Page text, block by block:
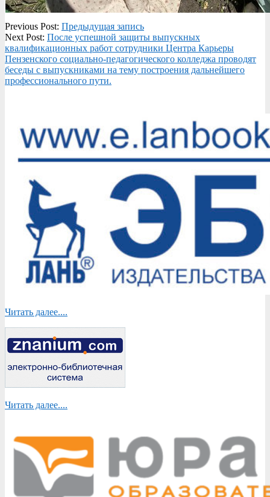
2025-
06-
19
Previous Post: Предыдущая запись
Next Post: После успешной защиты выпускных
квалификационных работ сотрудники Центра Карьеры
Пензенского социально-педагогического колледжа проводят
беседы с выпускниками на тему построения дальнейшего
профессионального пути.
Читать далее....
Читать далее....